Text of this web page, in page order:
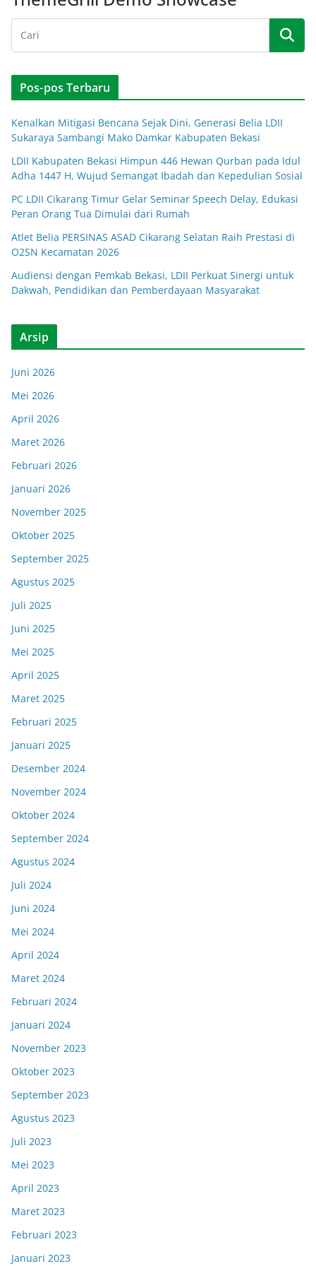
Pos-pos Terbaru
Kenalkan Mitigasi Bencana Sejak Dini, Generasi Belia LDII
Sukaraya Sambangi Mako Damkar Kabupaten Bekasi
LDII Kabupaten Bekasi Himpun 446 Hewan Qurban pada Idul
Adha 1447 H, Wujud Semangat Ibadah dan Kepedulian Sosial
PC LDII Cikarang Timur Gelar Seminar Speech Delay, Edukasi
Peran Orang Tua Dimulai dari Rumah
Atlet Belia PERSINAS ASAD Cikarang Selatan Raih Prestasi di
O2SN Kecamatan 2026
Audiensi dengan Pemkab Bekasi, LDII Perkuat Sinergi untuk
Dakwah, Pendidikan dan Pemberdayaan Masyarakat
Arsip
Juni 2026
Mei 2026
April 2026
Maret 2026
Februari 2026
Januari 2026
November 2025
Oktober 2025
September 2025
Agustus 2025
Juli 2025
Juni 2025
Mei 2025
April 2025
Maret 2025
Februari 2025
Januari 2025
Desember 2024
November 2024
Oktober 2024
September 2024
Agustus 2024
Juli 2024
Juni 2024
Mei 2024
April 2024
Maret 2024
Februari 2024
Januari 2024
November 2023
Oktober 2023
September 2023
Agustus 2023
Juli 2023
Mei 2023
April 2023
Maret 2023
Februari 2023
Januari 2023